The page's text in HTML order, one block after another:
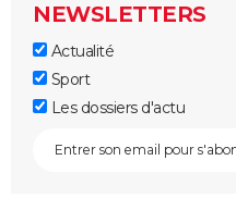
NEWSLETTERS
Actualité
Sport
Les dossiers d'actu